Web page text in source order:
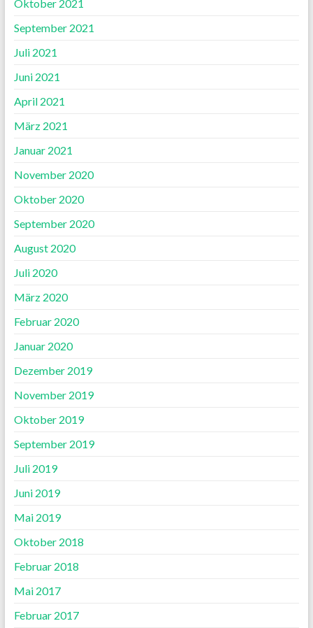
Oktober 2021
September 2021
Juli 2021
Juni 2021
April 2021
März 2021
Januar 2021
November 2020
Oktober 2020
September 2020
August 2020
Juli 2020
März 2020
Februar 2020
Januar 2020
Dezember 2019
November 2019
Oktober 2019
September 2019
Juli 2019
Juni 2019
Mai 2019
Oktober 2018
Februar 2018
Mai 2017
Februar 2017